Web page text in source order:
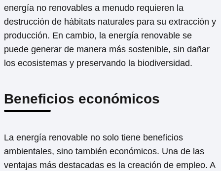
energía no renovables a menudo requieren la
destrucción de hábitats naturales para su extracción y
producción. En cambio, la energía renovable se
puede generar de manera más sostenible, sin dañar
los ecosistemas y preservando la biodiversidad.
Beneficios económicos
La energía renovable no solo tiene beneficios
ambientales, sino también económicos. Una de las
ventajas más destacadas es la creación de empleo. A